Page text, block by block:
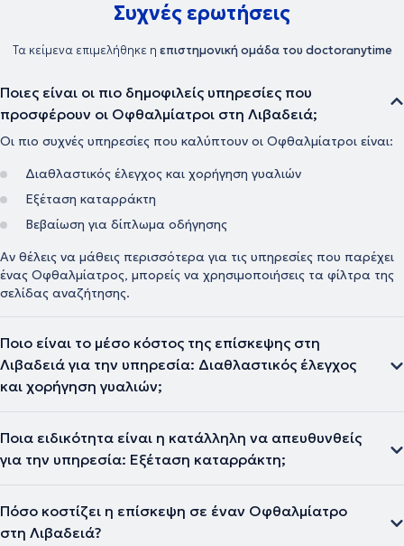
Συχνές ερωτήσεις
Τα κείμενα επιμελήθηκε η επιστημονική ομάδα του doctoranytime
Ποιες είναι οι πιο δημοφιλείς υπηρεσίες που
προσφέρουν οι Οφθαλμίατροι στη Λιβαδειά;
Οι πιο συχνές υπηρεσίες που καλύπτουν οι Οφθαλμίατροι είναι:
Διαθλαστικός έλεγχος και χορήγηση γυαλιών
Εξέταση καταρράκτη
Βεβαίωση για δίπλωμα οδήγησης
Αν θέλεις να μάθεις περισσότερα για τις υπηρεσίες που παρέχει
ένας Οφθαλμίατρος, μπορείς να χρησιμοποιήσεις τα φίλτρα της
σελίδας αναζήτησης.
Ποιο είναι το μέσο κόστος της επίσκεψης στη
Λιβαδειά για την υπηρεσία: Διαθλαστικός έλεγχος
και χορήγηση γυαλιών;
Ποια ειδικότητα είναι η κατάλληλη να απευθυνθείς
για την υπηρεσία: Εξέταση καταρράκτη;
Πόσο κοστίζει η επίσκεψη σε έναν Οφθαλμίατρο
στη Λιβαδειά?